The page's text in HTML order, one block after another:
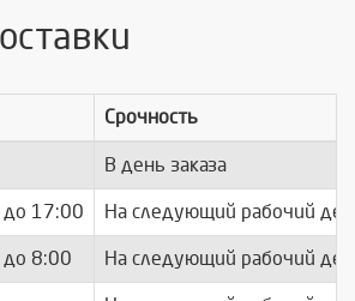
Срочность
В день заказа
до 17:00 На следующий рабочий
до 8:00 На следующий рабочий